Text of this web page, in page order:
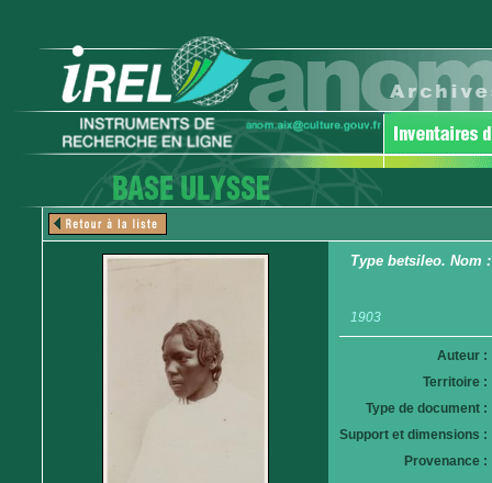
Type betsileo. Nom
1903
Auteur :
Territoire :
Type de document :
Support et dimensions :
Provenance :